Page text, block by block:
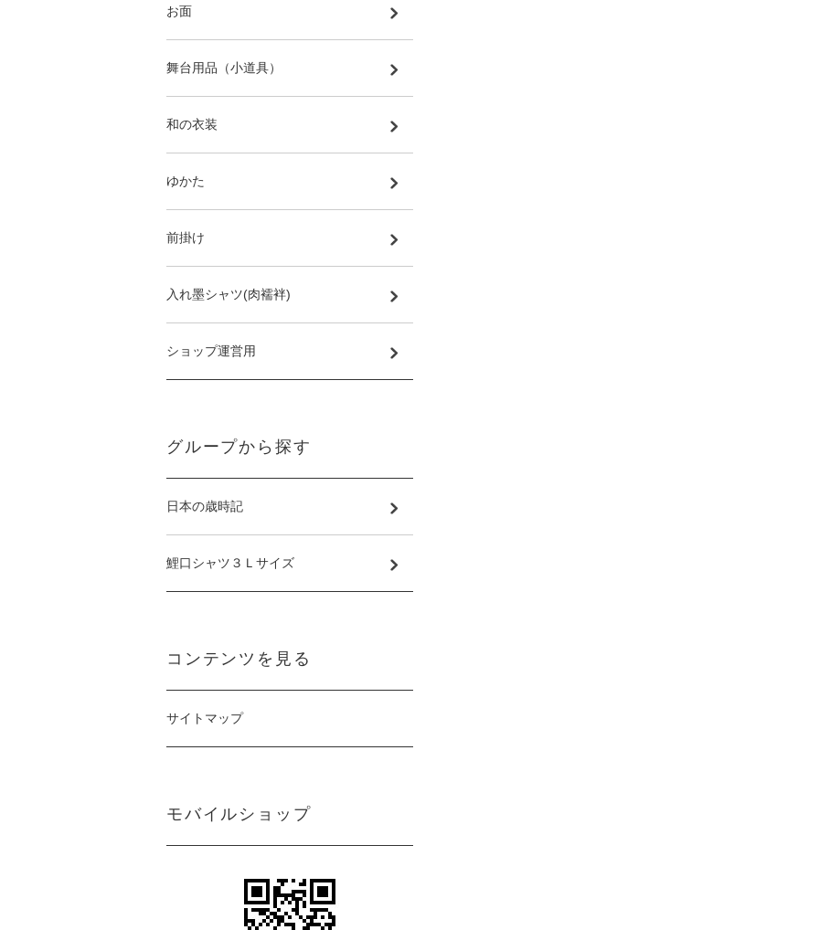
お面
舞台用品（小道具）
和の衣装
ゆかた
前掛け
入れ墨シャツ(肉襦袢)
ショップ運営用
グループから探す
日本の歳時記
鯉口シャツ３Ｌサイズ
コンテンツを見る
サイトマップ
モバイルショップ